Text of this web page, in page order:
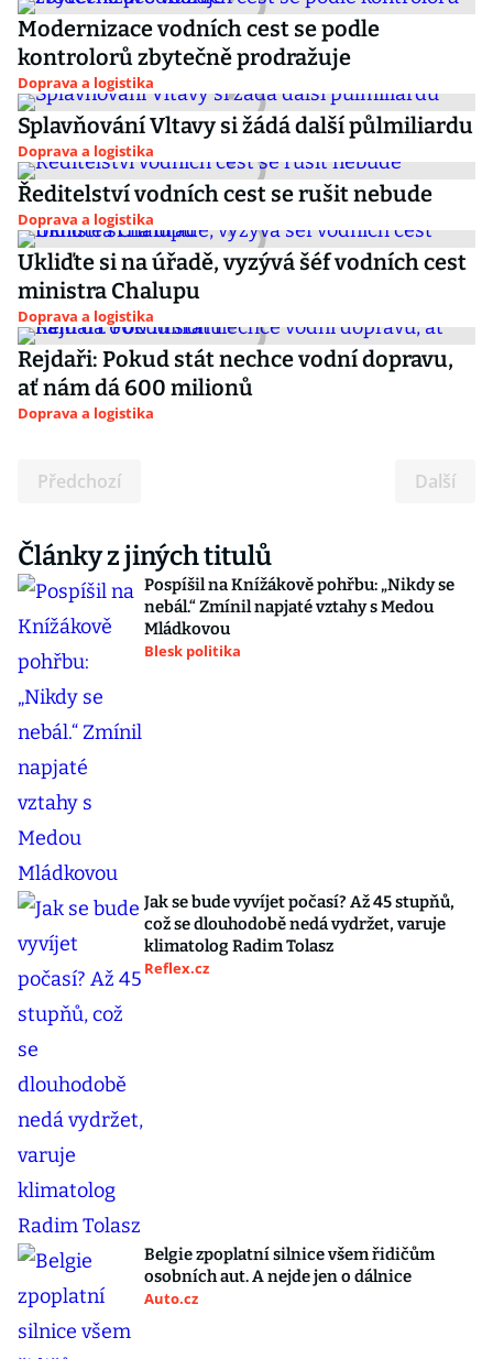
Modernizace vodních cest se podle
kontrolorů zbytečně prodražuje
Doprava a logistika
Splavňování Vltavy si žádá další půlmiliardu
Doprava a logistika
Ředitelství vodních cest se rušit nebude
Doprava a logistika
Ukliďte si na úřadě, vyzývá šéf vodních cest
ministra Chalupu
Doprava a logistika
Rejdaři: Pokud stát nechce vodní dopravu,
ať nám dá 600 milionů
Doprava a logistika
Předchozí Další
Články z jiných titulů
Pospíšil na Knížákově pohřbu: „Nikdy se
nebál.“ Zmínil napjaté vztahy s Medou
Mládkovou
Blesk politika
Jak se bude vyvíjet počasí? Až 45 stupňů,
což se dlouhodobě nedá vydržet, varuje
klimatolog Radim Tolasz
Reflex.cz
Belgie zpoplatní silnice všem řidičům
osobních aut. A nejde jen o dálnice
Auto.cz